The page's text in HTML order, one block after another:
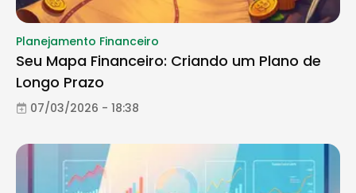
Planejamento Financeiro
Seu Mapa Financeiro: Criando um Plano de
Longo Prazo
07/03/2026 - 18:38